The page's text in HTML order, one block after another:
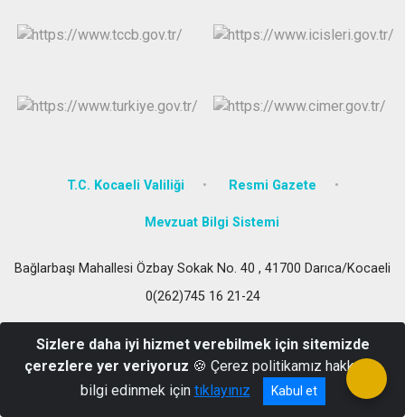
T.C. Kocaeli Valiliği Resmi Gazete
Mevzuat Bilgi Sistemi
Bağlarbaşı Mahallesi Özbay Sokak No. 40 , 41700 Darıca/Kocaeli
0(262)745 16 21-24
Sizlere daha iyi hizmet verebilmek için sitemizde
çerezlere yer veriyoruz 🍪 Çerez politikamız hakkında
bilgi edinmek için tıklayınız Kabul et